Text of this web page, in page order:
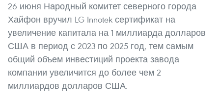
26 июня Народный комитет северного города
Хайфон вручил LG Innotek сертификат на
увеличение капитала на 1 миллиарда долларов
США в период с 2023 по 2025 год, тем самым
общий объем инвестиций проекта завода
компании увеличится до более чем 2
миллиардов долларов США.